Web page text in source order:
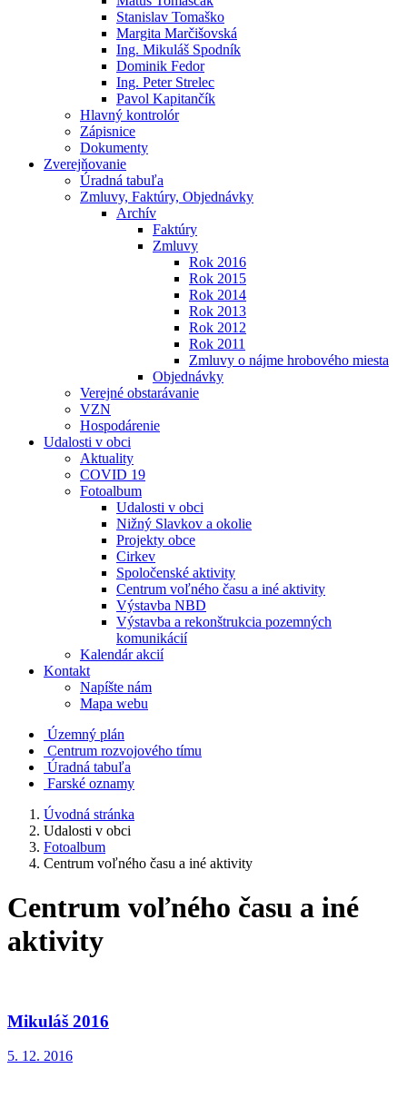
Stanislav Tomaško
Margita Marčišovská
Ing. Mikuláš Spodník
Dominik Fedor
Ing. Peter Strelec
Pavol Kapitančík
Hlavný kontrolór
Zápisnice
Dokumenty
Zverejňovanie
Úradná tabuľa
Zmluvy, Faktúry, Objednávky
Archív
Faktúry
Zmluvy
Rok 2016
Rok 2015
Rok 2014
Rok 2013
Rok 2012
Rok 2011
Zmluvy o nájme hrobového miesta
Objednávky
Verejné obstarávanie
VZN
Hospodárenie
Udalosti v obci
Aktuality
COVID 19
Fotoalbum
Udalosti v obci
Nižný Slavkov a okolie
Projekty obce
Cirkev
Spoločenské aktivity
Centrum voľného času a iné aktivity
Výstavba NBD
Výstavba a rekonštrukcia pozemných
komunikácií
Kalendár akcií
Kontakt
Napíšte nám
Mapa webu
Územný plán
Centrum rozvojového tímu
Úradná tabuľa
Farské oznamy
Úvodná stránka
Udalosti v obci
Fotoalbum
Centrum voľného času a iné aktivity
Centrum voľného času a iné
aktivity
Mikuláš 2016
5. 12. 2016